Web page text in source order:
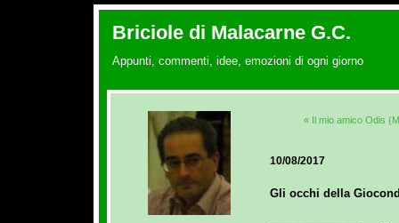
Briciole di Malacarne G.C.
Appunti, commenti, idee, emozioni di ogni giorno
« Il mio amico Odis
10/08/2017
Gli occhi della